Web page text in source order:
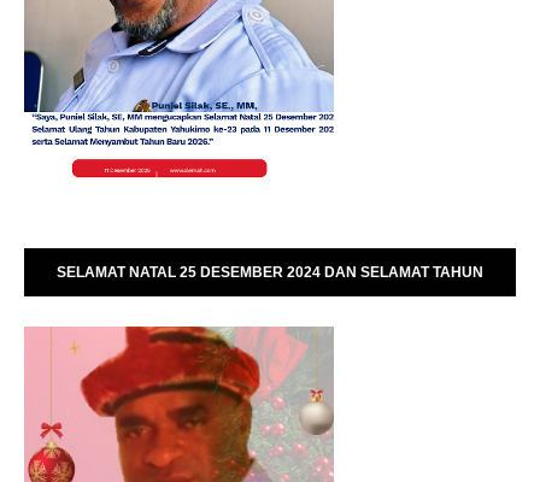
SELAMAT NATAL 25 DESEMBER 2024 DAN SELAMAT TAHUN